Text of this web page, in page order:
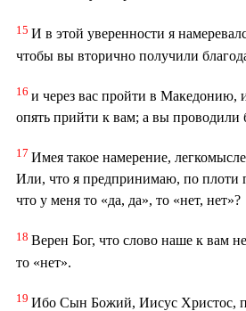
15 И в этой уверенности я
чтобы вы вторично получили
16 и через вас пройти в Македонию,
опять прийти к вам; а вы
17 Имея такое намерение,
Или, что я предпринимаю, по плоти
что у меня то «да, да», то «нет, нет»?
18 Верен Бог, что слово наше к вам
то «нет».
19 Ибо Сын Божий, Иисус Христос,